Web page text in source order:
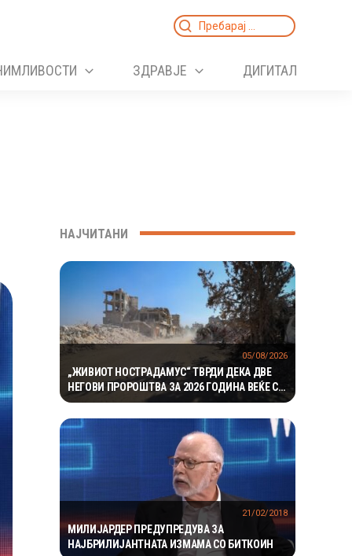
Search
ЗДРАВЈЕ ДИГИТАЛ
НАЈЧИТАНИ
„ЖИВИОТ НОСТРАДАМУС“ ТВРДИ ДЕКА ДВЕ
НЕГОВИ ПРОРОШТВА ЗА 2026 ГОДИНА ВЕЌЕ СЕ
ОСТВАРИЛЕ – СЕГА ПРЕДУПРЕДУВА НА ТРЕТО
05/08/2026
МИЛИЈАРДЕР ПРЕДУПРЕДУВА ЗА
НАЈБРИЛИЈАНТНАТА ИЗМАМА СО БИТКОИН
21/02/2018